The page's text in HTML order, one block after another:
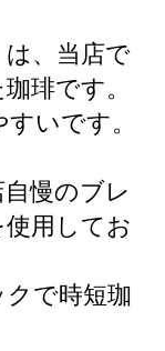
、当店で
琲です。
いです。
慢のブレ
用してお
で時短珈